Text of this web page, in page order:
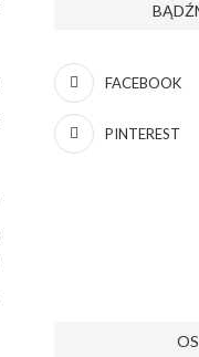
FACEBOOK
PINTEREST